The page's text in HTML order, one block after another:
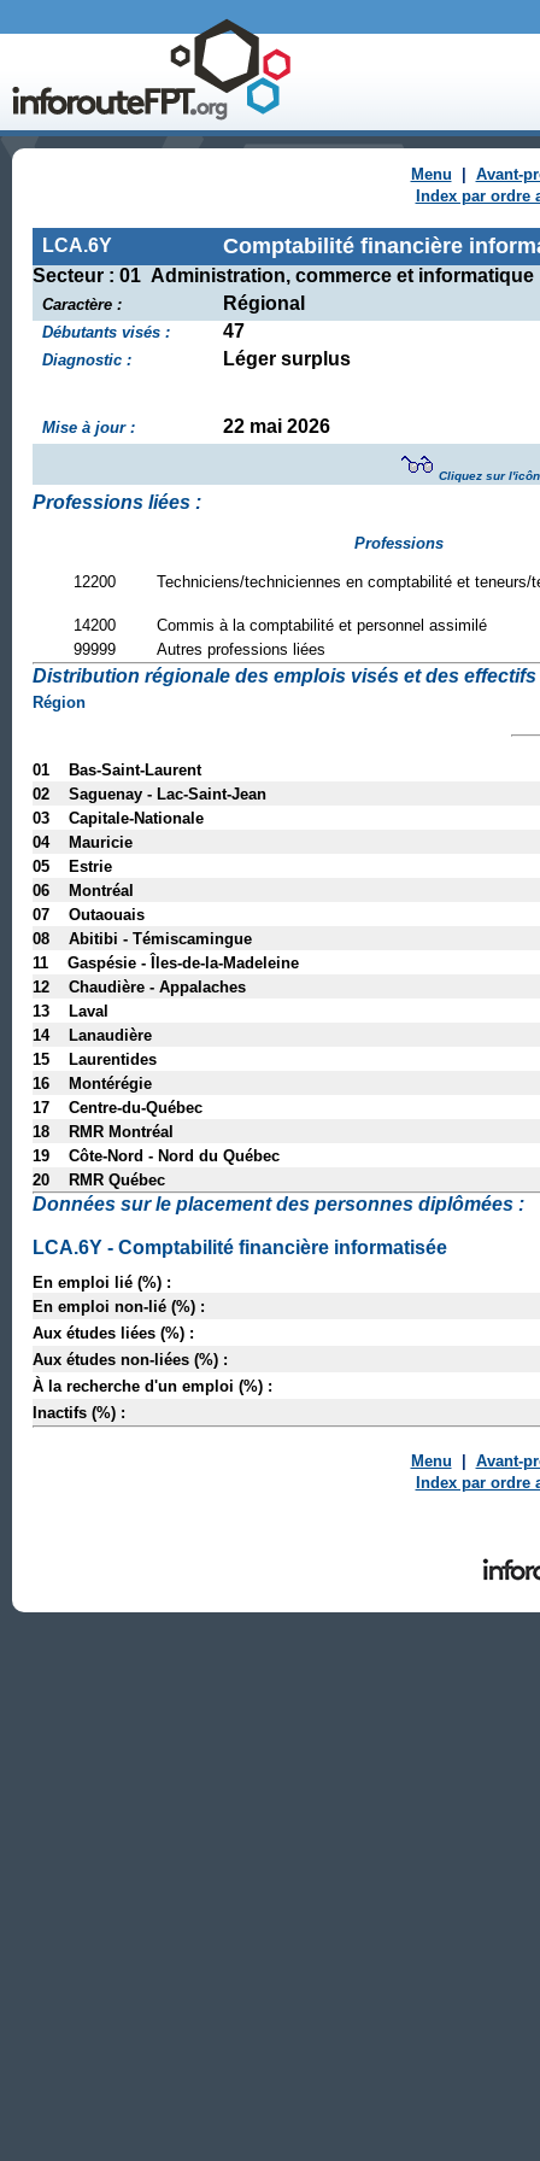
Menu
Avant-
Index par ordre
LCA.6Y Comptabilité financière
Secteur : 01 Administration, commerce et informatique
Caractère : Régional
Débutants visés : 47
Diagnostic : Léger surplus
Mise à jour : 22 mai 2026
Cliquez sur
Professions liées :
Professions
12200 Techniciens/techniciennes en comptabilité et teneurs/
14200
Commis à la comptabilité et personnel assimilé
99999
Autres professions liées
Distribution régionale des emplois visés et des effectifs
Région
01 Bas-Saint-Laurent
02 Saguenay - Lac-Saint-Jean
03 Capitale-Nationale
04 Mauricie
05 Estrie
06 Montréal
07 Outaouais
08 Abitibi - Témiscamingue
11 Gaspésie - Îles-de-la-Madeleine
12 Chaudière - Appalaches
13 Laval
14 Lanaudière
15 Laurentides
16 Montérégie
17 Centre-du-Québec
18 RMR Montréal
19 Côte-Nord - Nord du Québec
20 RMR Québec
Données sur le placement des personnes diplômées :
LCA.6Y - Comptabilité financière informatisée
En emploi lié (%) :
En emploi non-lié (%) :
Aux études liées (%) :
Aux études non-liées (%) :
À la recherche d'un emploi (%) :
Inactifs (%) :
Menu
Avant-
Index par ordre